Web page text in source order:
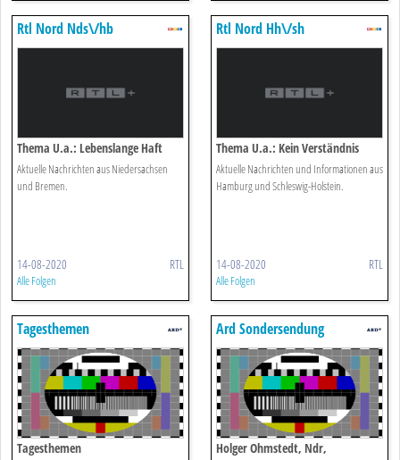
Rtl Nord Nds\/hb
Thema U.a.: Lebenslange Haft
Aktuelle Nachrichten aus Niedersachsen
und Bremen.
14-08-2020 RTL
Alle Folgen
Rtl Nord Hh\/sh
Thema U.a.: Kein Verständnis
Aktuelle Nachrichten und Informationen aus
Hamburg und Schleswig-Holstein.
14-08-2020 RTL
Alle Folgen
Tagesthemen
Tagesthemen
Ard Sondersendung
Holger Ohmstedt, Ndr,